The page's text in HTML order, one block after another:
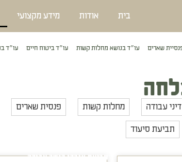
בית
אודות מידע מקצועי
שארים עו״ד בנושא מחלות קשות עו״ד ביטוח חיים עו״ד
דיני עבודה מחלות קשות פנסית שארים
תביעת סיעוד
תביעת אובדן כושר עבודה